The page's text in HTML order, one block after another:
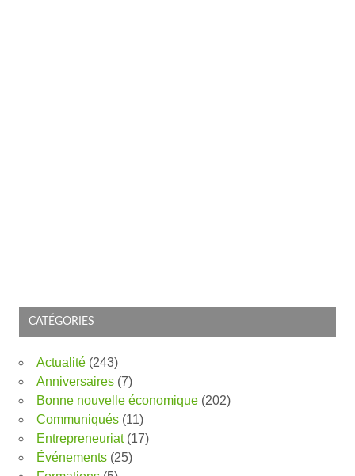
CATÉGORIES
Actualité (243)
Anniversaires (7)
Bonne nouvelle économique (202)
Communiqués (11)
Entrepreneuriat(17)
Événements (25)